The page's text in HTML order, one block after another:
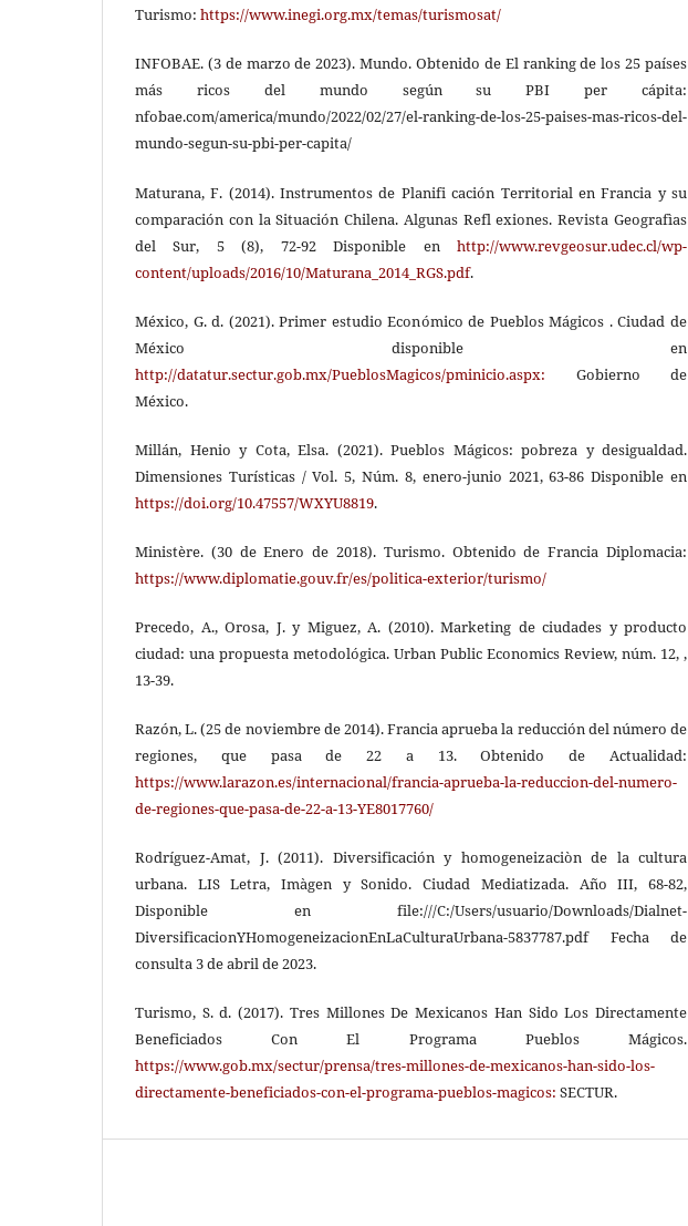
Turismo: https://www.inegi.org.mx/temas/turismosat/
INFOBAE. (3 de marzo de 2023). Mundo. Obtenido de El ranking de los 25 países
más ricos del mundo según su PBI per cápita:
nfobae.com/america/mundo/2022/02/27/el-ranking-de-los-25-paises-mas-ricos-del-
mundo-segun-su-pbi-per-capita/
Maturana, F. (2014). Instrumentos de Planifi cación Territorial en Francia y su
comparación con la Situación Chilena. Algunas Refl exiones. Revista Geografìas
del Sur, 5 (8), 72-92 Disponible en http://www.revgeosur.udec.cl/wp-
content/uploads/2016/10/Maturana_2014_RGS.pdf.
México, G. d. (2021). Primer estudio Económico de Pueblos Mágicos . Ciudad de
México disponible en
http://datatur.sectur.gob.mx/PueblosMagicos/pminicio.aspx: Gobierno de
México.
Millán, Henio y Cota, Elsa. (2021). Pueblos Mágicos: pobreza y desigualdad.
Dimensiones Turísticas / Vol. 5, Núm. 8, enero-junio 2021, 63-86 Disponible en
https://doi.org/10.47557/WXYU8819.
Ministère. (30 de Enero de 2018). Turismo. Obtenido de Francia Diplomacia:
https://www.diplomatie.gouv.fr/es/politica-exterior/turismo/
Precedo, A., Orosa, J. y Miguez, A. (2010). Marketing de ciudades y producto
ciudad: una propuesta metodológica. Urban Public Economics Review, núm. 12, ,
13-39.
Razón, L. (25 de noviembre de 2014). Francia aprueba la reducción del número de
regiones, que pasa de 22 a 13. Obtenido de Actualidad:
https://www.larazon.es/internacional/francia-aprueba-la-reduccion-del-numero-
de-regiones-que-pasa-de-22-a-13-YE8017760/
Rodríguez-Amat, J. (2011). Diversificación y homogeneizaciòn de la cultura
urbana. LIS Letra, Imàgen y Sonido. Ciudad Mediatizada. Año III, 68-82,
Disponible en file:///C:/Users/usuario/Downloads/Dialnet-
DiversificacionYHomogeneizacionEnLaCulturaUrbana-5837787.pdf Fecha de
consulta 3 de abril de 2023.
Turismo, S. d. (2017). Tres Millones De Mexicanos Han Sido Los Directamente
Beneficiados Con El Programa Pueblos Mágicos.
https://www.gob.mx/sectur/prensa/tres-millones-de-mexicanos-han-sido-los-
directamente-beneficiados-con-el-programa-pueblos-magicos: SECTUR.